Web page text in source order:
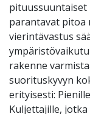
pituussuuntaiset
parantavat pitoa
vierintävastus
rakenne
suorituskyvyn
erityisesti:
Kuljettajille,